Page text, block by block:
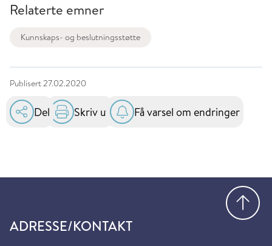
bedre valg og beslutningstakere til å ta bedre
politiske beslutninger.
Relaterte emner
Kunnskaps- og beslutningsstøtte
Publisert27.02.2020
Del Skriv ut Få varsel om endringer
ADRESSE/KONTAKT